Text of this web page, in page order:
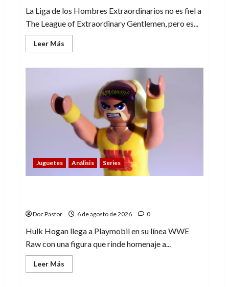
La Liga de los Hombres Extraordinarios no es fiel a
The League of Extraordinary Gentlemen, pero es...
Leer Más
más
gusta
La
Liga
de
los
Hombres
Extraordinarios
(parte
Juguetes Análisis Series
Doc Pastor 6 de agosto de 2026 0
Hulk Hogan llega a Playmobil en su línea WWE
Raw con una figura que rinde homenaje a...
Leer Más
más